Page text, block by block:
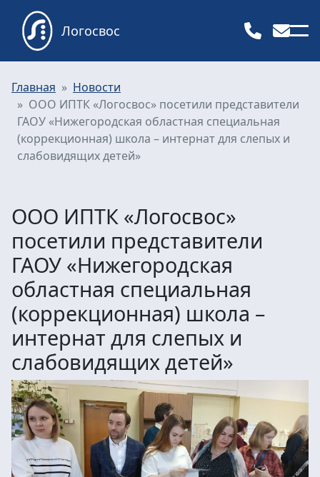
Логосвос
Главная
Новости
ООО ИПТК «Логосвос» посетили представители
ГАОУ «Нижегородская областная специальная
(коррекционная) школа – интернат для слепых и
слабовидящих детей»
ООО ИПТК «Логосвос»
посетили представители
ГАОУ «Нижегородская
областная специальная
(коррекционная) школа –
интернат для слепых и
слабовидящих детей»